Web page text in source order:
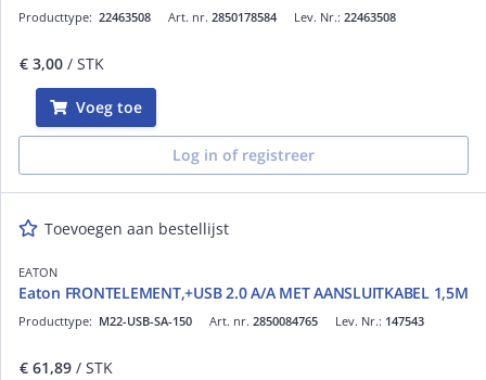
Art. nr. 2850178584
Producttype: 22463508 Lev. Nr.: 22463508
€ 3,00 / STK
Voeg toe
Log in of registreer
Toevoegen aan bestellijst
EATON
Eaton FRONTELEMENT,+USB 2.0 A/A MET AANSLUITKABEL 1,5M
Art. nr. 2850084765
Producttype: M22-USB-SA-150 Lev. Nr.: 147543
€ 61,89 / STK